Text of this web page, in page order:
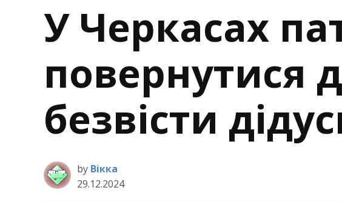
У Черкасах
повернутися
безвісти
by Вікка
29.12.2024